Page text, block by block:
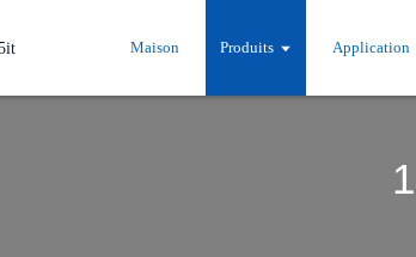
Maison Produits Application